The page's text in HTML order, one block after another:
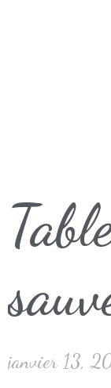
janvier 13,